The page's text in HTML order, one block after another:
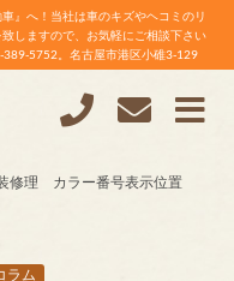
』へ！当社は車のキズやヘコミのリ
しますので、お気軽にご相談下さい
389-5752。名古屋市港区小碓3-129
修理 カラー番号表示位置
ラム